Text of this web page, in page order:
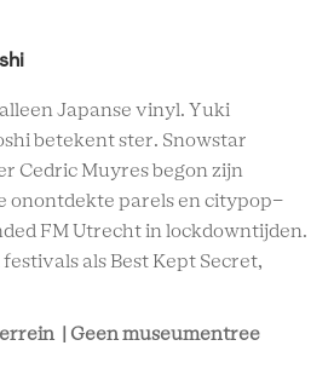
Japanse vinyl. Yuki
betekent ster. Snowstar
Cedric Muyres begon zijn
onontdekte parels en citypop-
FM Utrecht in lockdowntijden.
als Best Kept Secret,
| Geen museumentree